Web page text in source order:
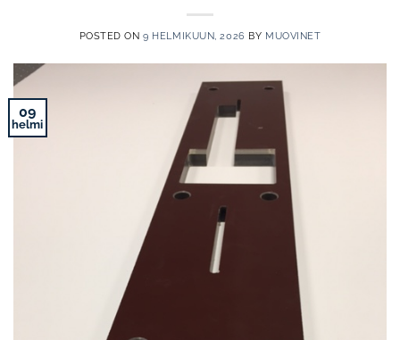
POSTED ON9 HELMIKUUN, 2026 BY MUOVINET
09
helmi